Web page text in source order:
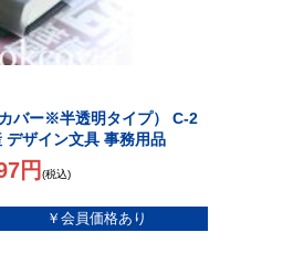
バー※半透明タイプ） C-2
デザイン文具 事務用品
円 (税込)